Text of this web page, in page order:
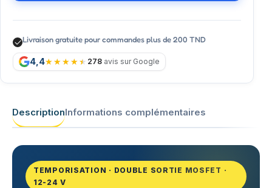
Livraison gratuite pour commandes plus de 200 TND
4,4 278 avis sur Google
DescriptionInformations complémentaires
TEMPORISATION · DOUBLE SORTIE MOSFET ·
12-24 V